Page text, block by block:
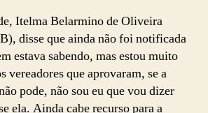
Itelma Belarmino de Oliveira
disse que ainda não foi notificada
estava sabendo, mas estou muito
vereadores que aprovaram, se a
pode, não sou eu que vou dizer
ela. Ainda cabe recurso para a